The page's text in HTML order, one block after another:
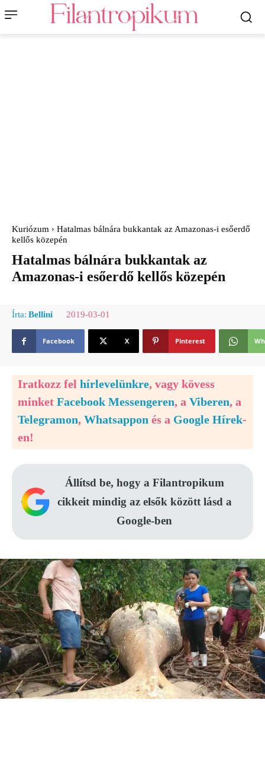
Kuriózum
Hatalmas bálnára bukkantak az Amazonas-i esőerdő
kellős közepén
Hatalmas bálnára bukkantak az
Amazonas-i esőerdő kellős közepén
Írta: Bellini 2019-03-01
Facebook X Pinterest
Iratkozz fel hírlevelünkre, vagy kövess
minket Facebook Messengeren, a Viberen, a
Telegramon, Whatsappon és a Google Hírek-
en!
Állítsd be, hogy a Filantropikum
cikkeit mindig az elsők között lásd a
Google-ben